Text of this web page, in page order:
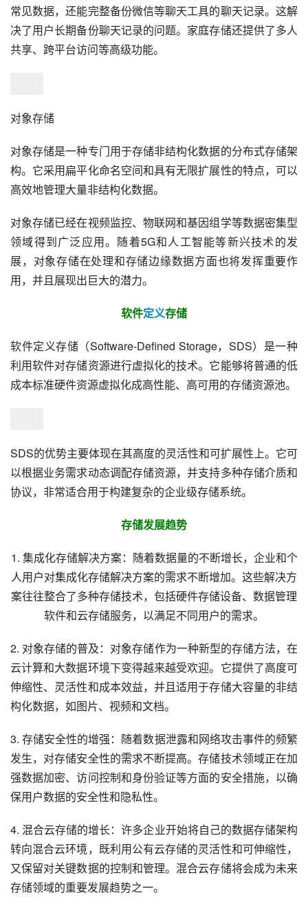
常见数据，还能完整备份微信等聊天工具的聊天记录。这解
决了用户长期备份聊天记录的问题。家庭存储还提供了多人
共享、跨平台访问等高级功能。
对象存储
对象存储是一种专门用于存储非结构化数据的分布式存储架
构。它采用扁平化命名空间和具有无限扩展性的特点，可以
高效地管理大量非结构化数据。
对象存储已经在视频监控、物联网和基因组学等数据密集型
领域得到广泛应用。随着5G和人工智能等新兴技术的发
展，对象存储在处理和存储边缘数据方面也将发挥重要作
用，并且展现出巨大的潜力。
软件定义存储
软件定义存储（Software-Defined Storage，SDS）是一种
利用软件对存储资源进行虚拟化的技术。它能够将普通的低
成本标准硬件资源虚拟化成高性能、高可用的存储资源池。
SDS的优势主要体现在其高度的灵活性和可扩展性上。它可
以根据业务需求动态调配存储资源，并支持多种存储介质和
协议，非常适合用于构建复杂的企业级存储系统。
存储发展趋势
1. 集成化存储解决方案：随着数据量的不断增长，企业和个
人用户对集成化存储解决方案的需求不断增加。这些解决方
案往往整合了多种存储技术，包括硬件存储设备、数据管理
软件和云存储服务，以满足不同用户的需求。
2. 对象存储的普及：对象存储作为一种新型的存储方法，在
云计算和大数据环境下变得越来越受欢迎。它提供了高度可
伸缩性、灵活性和成本效益，并且适用于存储大容量的非结
构化数据，如图片、视频和文档。
3. 存储安全性的增强：随着数据泄露和网络攻击事件的频繁
发生，对存储安全性的需求不断提高。存储技术领域正在加
强数据加密、访问控制和身份验证等方面的安全措施，以确
保用户数据的安全性和隐私性。
4. 混合云存储的增长：许多企业开始将自己的数据存储架构
转向混合云环境，既利用公有云存储的灵活性和可伸缩性，
又保留对关键数据的控制和管理。混合云存储将会成为未来
存储领域的重要发展趋势之一。